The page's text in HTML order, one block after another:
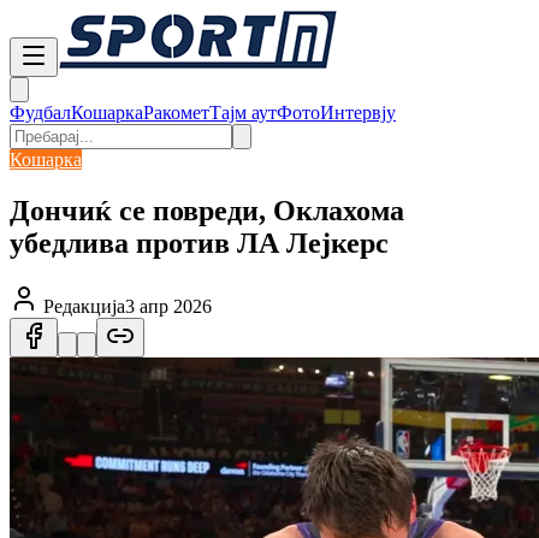
ФудбалКошаркаРакометТајм аутФотоИнтервју
Кошарка
Дончиќ се повреди, Оклахома
убедлива против ЛА Лејкерс
Редакција3 апр 2026